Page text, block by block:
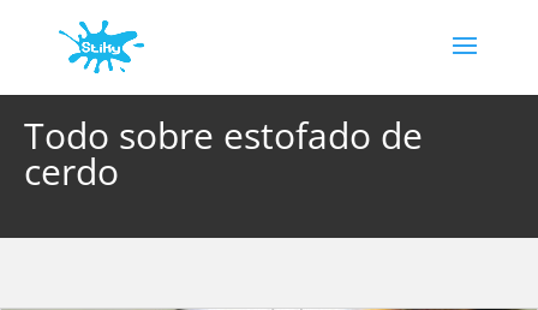
Todo sobre estofado de
cerdo